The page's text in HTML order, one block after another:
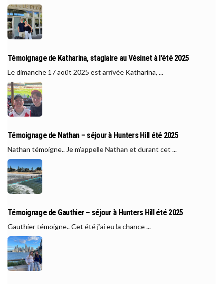
Témoignage de Katharina, stagiaire au Vésinet à l’été 2025
Le dimanche 17 août 2025 est arrivée Katharina, ...
Témoignage de Nathan – séjour à Hunters Hill été 2025
Nathan témoigne.. Je m’appelle Nathan et durant cet ...
Témoignage de Gauthier – séjour à Hunters Hill été 2025
Gauthier témoigne.. Cet été j’ai eu la chance ...